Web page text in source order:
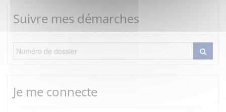
Suivre mes démarches
Je me connecte